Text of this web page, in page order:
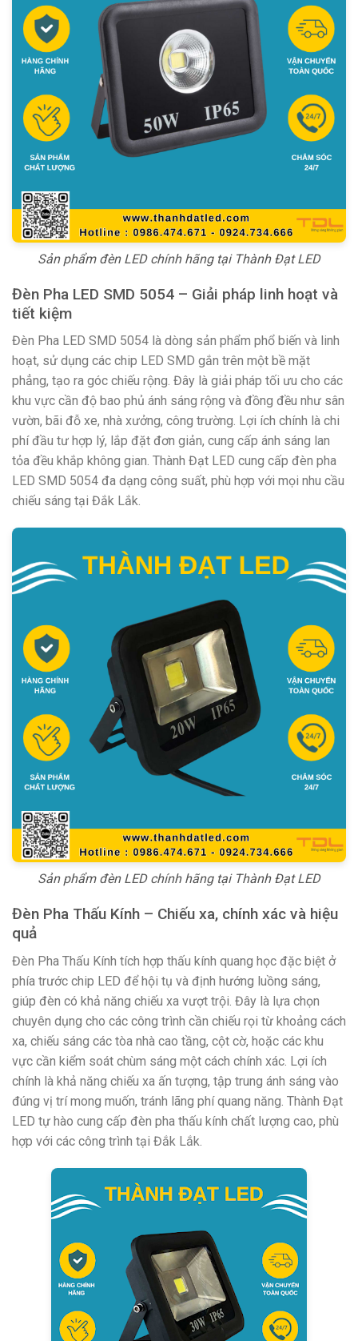
Sản phẩm đèn LED chính hãng tại Thành Đạt LED
Đèn Pha LED SMD 5054 – Giải pháp linh hoạt và
tiết kiệm
Đèn Pha LED SMD 5054 là dòng sản phẩm phổ biến và linh
hoạt, sử dụng các chip LED SMD gắn trên một bề mặt
phẳng, tạo ra góc chiếu rộng. Đây là giải pháp tối ưu cho các
khu vực cần độ bao phủ ánh sáng rộng và đồng đều như sân
vườn, bãi đỗ xe, nhà xưởng, công trường. Lợi ích chính là chi
phí đầu tư hợp lý, lắp đặt đơn giản, cung cấp ánh sáng lan
tỏa đều khắp không gian. Thành Đạt LED cung cấp đèn pha
LED SMD 5054 đa dạng công suất, phù hợp với mọi nhu cầu
chiếu sáng tại Đắk Lắk.
Sản phẩm đèn LED chính hãng tại Thành Đạt LED
Đèn Pha Thấu Kính – Chiếu xa, chính xác và hiệu
quả
Đèn Pha Thấu Kính tích hợp thấu kính quang học đặc biệt ở
phía trước chip LED để hội tụ và định hướng luồng sáng,
giúp đèn có khả năng chiếu xa vượt trội. Đây là lựa chọn
chuyên dụng cho các công trình cần chiếu rọi từ khoảng cách
xa, chiếu sáng các tòa nhà cao tầng, cột cờ, hoặc các khu
vực cần kiểm soát chùm sáng một cách chính xác. Lợi ích
chính là khả năng chiếu xa ấn tượng, tập trung ánh sáng vào
đúng vị trí mong muốn, tránh lãng phí quang năng. Thành Đạt
LED tự hào cung cấp đèn pha thấu kính chất lượng cao, phù
hợp với các công trình tại Đắk Lắk.